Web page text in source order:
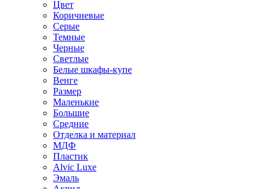
Цвет
Коричневые
Серые
Темные
Черные
Светлые
Белые шкафы-купе
Венге
Размер
Маленькие
Большие
Средние
Отделка и материал
МДФ
Пластик
Alvic Luxe
Эмаль